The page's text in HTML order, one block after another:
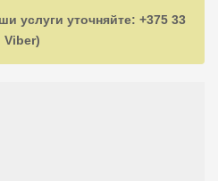
услуги уточняйте: +375 33
Viber)